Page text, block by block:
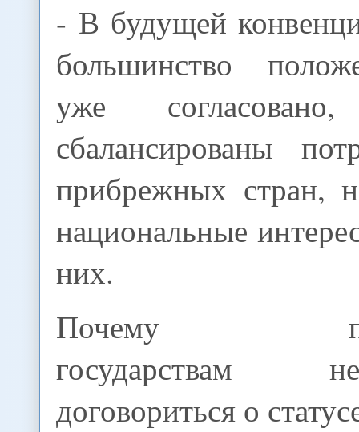
- В будущей
большинство
уже
сбалансированы
прибрежных стран,
национальные
них.
Почему
государствам
договориться о